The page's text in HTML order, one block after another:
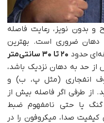
بدون نویز، رعایت فاصله
دهان ضروری است. بهترین
حدود ۲۰ تا ۳۰ سانتی‌متر
حد به دهان نزدیک باشد،
انفجاری (مثل پ، ب) و
از طرفی اگر فاصله بیش از
یا حتی نامفهوم ضبط
صدا، میکروفون را در